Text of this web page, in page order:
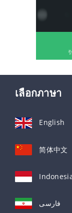
เลือกภาษา
English
简体中文
فارسی